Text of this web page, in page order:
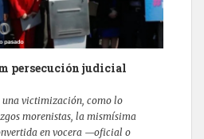
persecución judicial
una victimización, como lo
morenistas, la mismísima
en vocera —oficial o